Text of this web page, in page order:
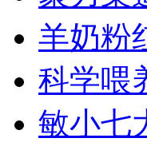
羊奶粉
科学喂
敏小七